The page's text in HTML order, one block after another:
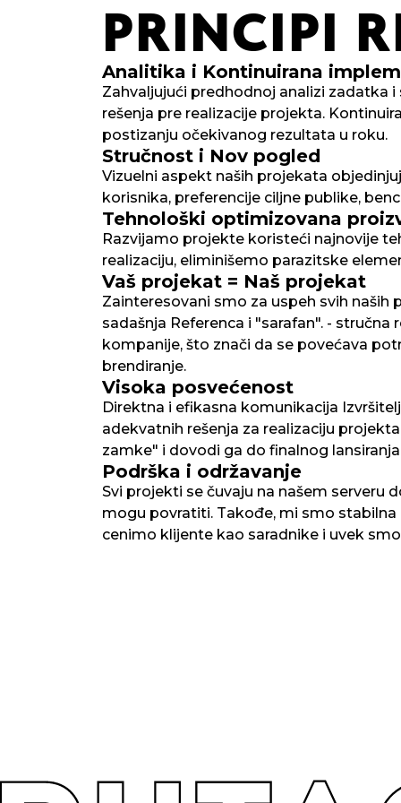
PRINCIPI
Analitika i Kontinuirana
Zahvaljujući predhodnoj analizi zadatka
rešenja pre realizacije projekta.
postizanju očekivanog rezultata u roku.
Stručnost i Nov pogled
Vizuelni aspekt naših projekata
korisnika, preferencije ciljne publike,
Tehnološki optimizovana
Razvijamo projekte koristeći najnovije
realizaciju, eliminišemo parazitske
Vaš projekat = Naš projekat
Zainteresovani smo za uspeh svih naših
sadašnja Referenca i "sarafan". - stručna
kompanije, što znači da se povećava
brendiranje.
Visoka posvećenost
Direktna i efikasna komunikacija
adekvatnih rešenja za realizaciju
zamke" i dovodi ga do finalnog
Podrška i održavanje
Svi projekti se čuvaju na našem serveru
mogu povratiti. Takođe, mi smo
cenimo klijente kao saradnike i uvek